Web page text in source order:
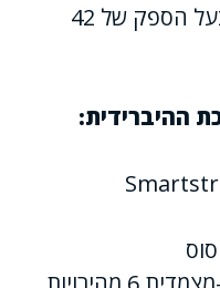
ליטר המשודך למנוע חשמלי בעל הספק של 42
ההיברידית: